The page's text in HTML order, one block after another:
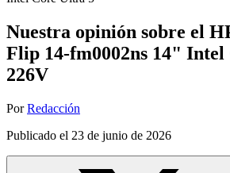
Nuestra opinión sobre el
Flip 14-fm0002ns 14"
226V
Por Redacción
Publicado el 23 de junio de 2026